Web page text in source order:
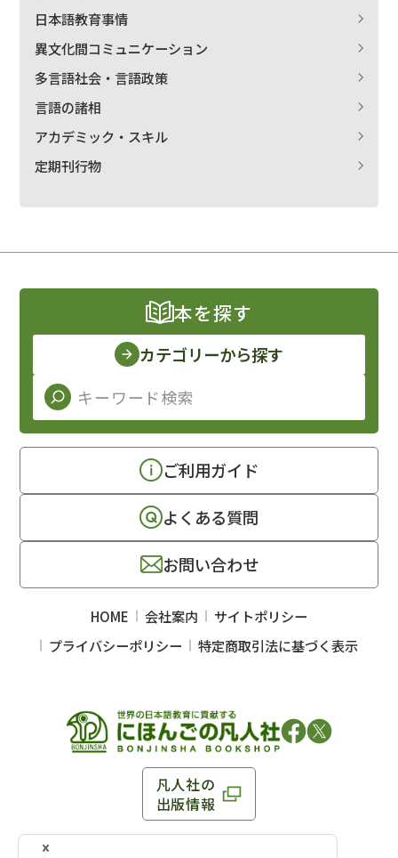
日本語教育事情
異文化間コミュニケーション
多言語社会・言語政策
言語の諸相
アカデミック・スキル
定期刊行物
凡人社の
出版情報
〒102-0093 東京都千代田区平河町 1-3-13 8F
本を探す
カテゴリーから探す
ご利用ガイド
よくある質問
お問い合わせ
HOME 会社案内
サイトポリシー
プライバシーポリシー
特定商取引法に基づく表示